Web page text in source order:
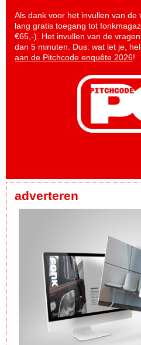
Als dank voor het invullen van
lang gratis toegang tot
€65,-). Het invullen van de
dan 5 minuten. Dus: wat let je,
aan de Pitchcode enquête 2026!
adverteren